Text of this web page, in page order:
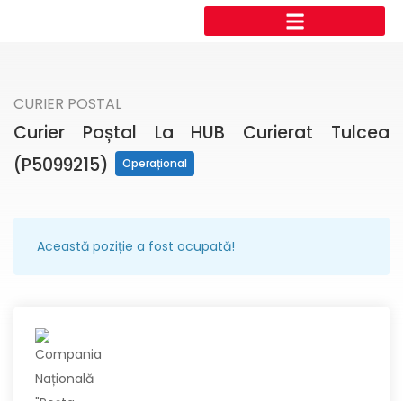
CURIER POSTAL
Curier Poștal La HUB Curierat Tulcea
(P5099215)
Operațional
Această poziție a fost ocupată!